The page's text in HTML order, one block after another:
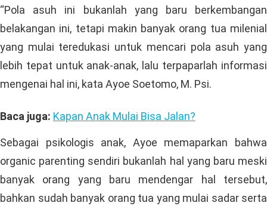
“Pola asuh ini bukanlah yang baru berkembangan
belakangan ini, tetapi makin banyak orang tua milenial
yang mulai teredukasi untuk mencari pola asuh yang
lebih tepat untuk anak-anak, lalu terpaparlah informasi
mengenai hal ini, kata Ayoe Soetomo, M. Psi.
Baca juga: Kapan Anak Mulai Bisa Jalan?
Sebagai psikologis anak, Ayoe memaparkan bahwa
organic parenting sendiri bukanlah hal yang baru meski
banyak orang yang baru mendengar hal tersebut,
bahkan sudah banyak orang tua yang mulai sadar serta